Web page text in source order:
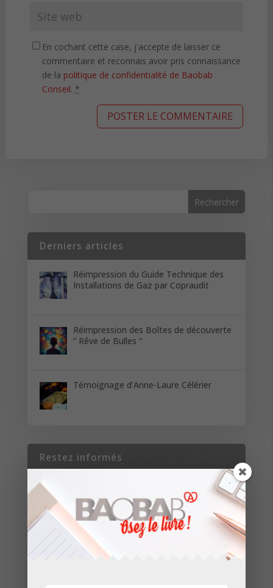
En cochant cette case, j'accepte de laisser ce
commentaire et reconnais avoir pris connaissance
de la politique de confidentialité de Baobab
Conseil. *
Derniers articles
Réimpression du Guide Technique des
Installations de Gaz par Copraudit
Réimpression des Boîtes de découverte
” Rêve de Bulles “
Témoignage d’Anne-Laure Célérier
Restez informés